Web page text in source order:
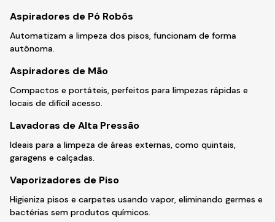
Aspiradores de Pó Robôs
Automatizam a limpeza dos pisos, funcionam de forma
autônoma.
Aspiradores de Mão
Compactos e portáteis, perfeitos para limpezas rápidas e
locais de difícil acesso.
Lavadoras de Alta Pressão
Ideais para a limpeza de áreas externas, como quintais,
garagens e calçadas.
Vaporizadores de Piso
Higieniza pisos e carpetes usando vapor, eliminando germes e
bactérias sem produtos químicos.